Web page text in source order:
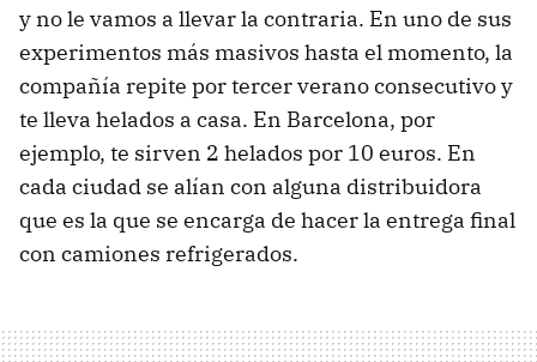
y no le vamos a llevar la contraria. En uno de sus
experimentos más masivos hasta el momento, la
compañía repite por tercer verano consecutivo y
te lleva helados a casa. En Barcelona, por
ejemplo, te sirven 2 helados por 10 euros. En
cada ciudad se alían con alguna distribuidora
que es la que se encarga de hacer la entrega final
con camiones refrigerados.